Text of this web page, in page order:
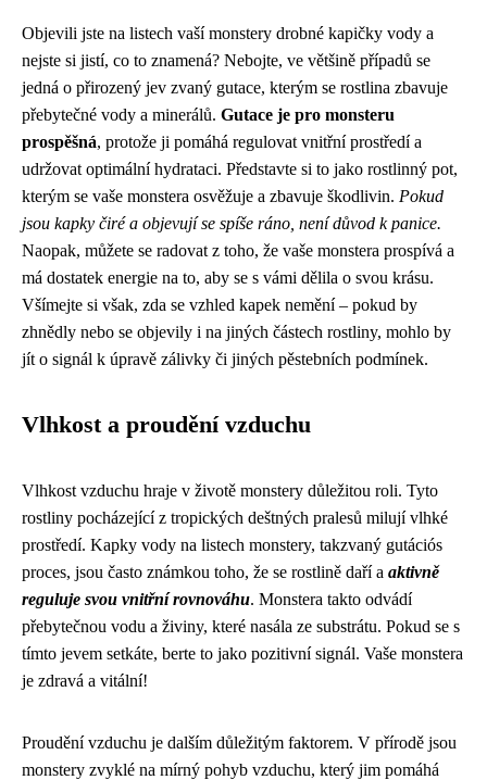
Objevili jste na listech vaší monstery drobné kapičky vody a
nejste si jistí, co to znamená? Nebojte, ve většině případů se
jedná o přirozený jev zvaný gutace, kterým se rostlina zbavuje
přebytečné vody a minerálů. Gutace je pro monsteru
prospěšná, protože ji pomáhá regulovat vnitřní prostředí a
udržovat optimální hydrataci. Představte si to jako rostlinný pot,
kterým se vaše monstera osvěžuje a zbavuje škodlivin. Pokud
jsou kapky čiré a objevují se spíše ráno, není důvod k panice.
Naopak, můžete se radovat z toho, že vaše monstera prospívá a
má dostatek energie na to, aby se s vámi dělila o svou krásu.
Všímejte si však, zda se vzhled kapek nemění – pokud by
zhnědly nebo se objevily i na jiných částech rostliny, mohlo by
jít o signál k úpravě zálivky či jiných pěstebních podmínek.
Vlhkost a proudění vzduchu
Vlhkost vzduchu hraje v životě monstery důležitou roli. Tyto
rostliny pocházející z tropických deštných pralesů milují vlhké
prostředí. Kapky vody na listech monstery, takzvaný gutációs
proces, jsou často známkou toho, že se rostlině daří a aktivně
reguluje svou vnitřní rovnováhu. Monstera takto odvádí
přebytečnou vodu a živiny, které nasála ze substrátu. Pokud se s
tímto jevem setkáte, berte to jako pozitivní signál. Vaše monstera
je zdravá a vitální!
Proudění vzduchu je dalším důležitým faktorem. V přírodě jsou
monstery zvyklé na mírný pohyb vzduchu, který jim pomáhá